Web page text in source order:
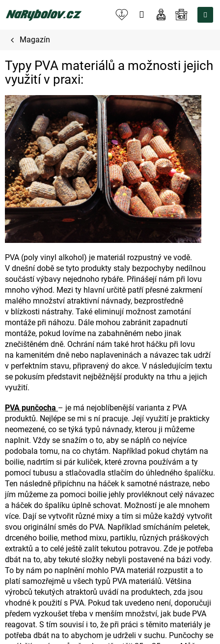
na
NÁKUPNÍ
Magazín
Typy PVA materiálů a možnosti jejich
využití v praxi:
PVA (poly vinyl alkohol) je materiál rozpustný ve vodě.
V dnešní době se tyto produkty staly bezpochyby nedílnou
součástí výbavy nejednoho rybáře. Přinášejí nám při lovu
mnoho výhod. Mezi ty hlavní určitě patří přesné zakrmení
malého množství atraktivní návnady, bezprostředně
v blízkosti nástrahy. Také eliminují možnost zamotání
montáže při náhozu. Dále mohou zabránit zapadnutí
montáže, pokud lovíme na zabahněném nebo jinak
znečištěném dně. Ochrání nám také hrot háčku při lovu
na kamenitém dně nebo naplaveninách a návazec tak udrží
v perfektním stavu, připravený do akce. V následujícím textu
se pokusím představit nejběžnější produkty na trhu a jejich
využití.
PVA punčocha – je má nejoblíbenější varianta z PVA
produktů. Nejlépe se mi s ní pracuje. Její využití je prakticky
neomezené, co se týká typů návnady, kterou ji můžeme
naplnit. Vždy se snažím o to, aby se náplň co nejvíce
podobala tomu, na co chytám. Například pokud chytám na
boilie, nadrtím si pár kuliček, které zrovna používám a ty
pomocí tubusu a stlačovadla stlačím do úhledného špalíčku.
Ten následně připíchnu na háček k samotné nástraze, nebo
jím můžeme za pomoci boilie jehly provléknout celý návazec
a háček do špalíku úplně schovat. Možností je ale mnohem
více. Dají se vytvořit různé mixy a tím si může každý vytvořit
svou originální směs do PVA. Například smícháním peletek,
drceného boilie, method mixu, partiklu, různých práškových
extraktů a to celé ještě zalít tekutou potravou. Zde je potřeba
dbát na to, aby tekuté složky nebyli postavené na bázi vody.
To by nám po naplnění mohlo PVA materiál rozpustit a to
platí samozřejmě u všech typů PVA materiálů. Většina
výrobců tekutých atraktorů uvádí na produktech, zda jsou
vhodné k použití s PVA. Pokud tak uvedeno není, doporučuji
předem vyzkoušet třeba v menším množství, jak bude PVA
reagovat. S tím souvisí i to, že při práci s těmito materiály je
potřeba dbát na to abychom je udrželi v suchu. Punčochy se